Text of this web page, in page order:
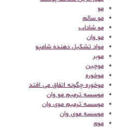
مو
مو سالم
مو شاداب
مو وان
مواد تشکیل دهنده شامپو
موبر
موچین
موخوره
موخوره چگونه اتفاق می افتد
موسسه ترمیم مو وان
موسسه ترمیم موی وان
موسسه موی وان
موم